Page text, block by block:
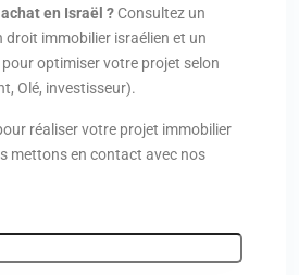
en Israël ? Consultez un
droit immobilier israélien et un
optimiser votre projet selon
Olé, investisseur).
réaliser votre projet immobilier
mettons en contact avec nos